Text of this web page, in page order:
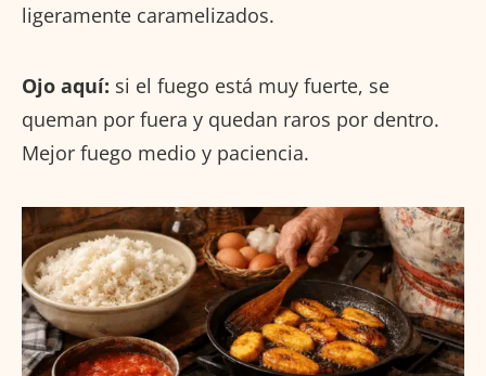
ligeramente caramelizados.
Ojo aquí: si el fuego está muy fuerte, se
queman por fuera y quedan raros por dentro.
Mejor fuego medio y paciencia.